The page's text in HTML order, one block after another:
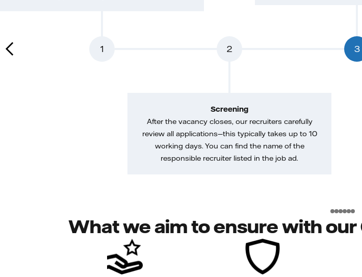
1 2
Screening
After the vacancy closes, our recruiters carefully
review all applications—this typically takes up to 10
working days. You can find the name of the
responsible recruiter listed in the job ad.
3
What we aim to ensure with